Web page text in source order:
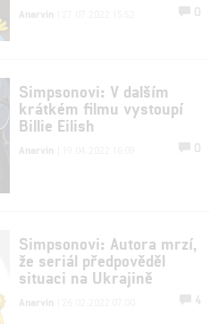
Anarvin 0
Simpsonovi: V dalším
krátkém filmu vystoupí
Billie Eilish
Anarvin 0
Simpsonovi: Autora mrzí,
že seriál předpověděl
situaci na Ukrajině
Anarvin 4